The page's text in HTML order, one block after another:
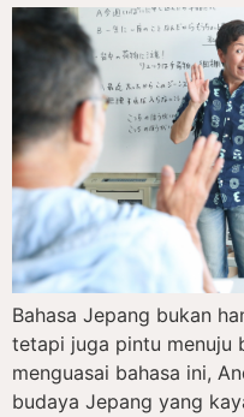
Bahasa Jepang bukan
tetapi juga pintu menuju
menguasai bahasa ini,
budaya Jepang yang